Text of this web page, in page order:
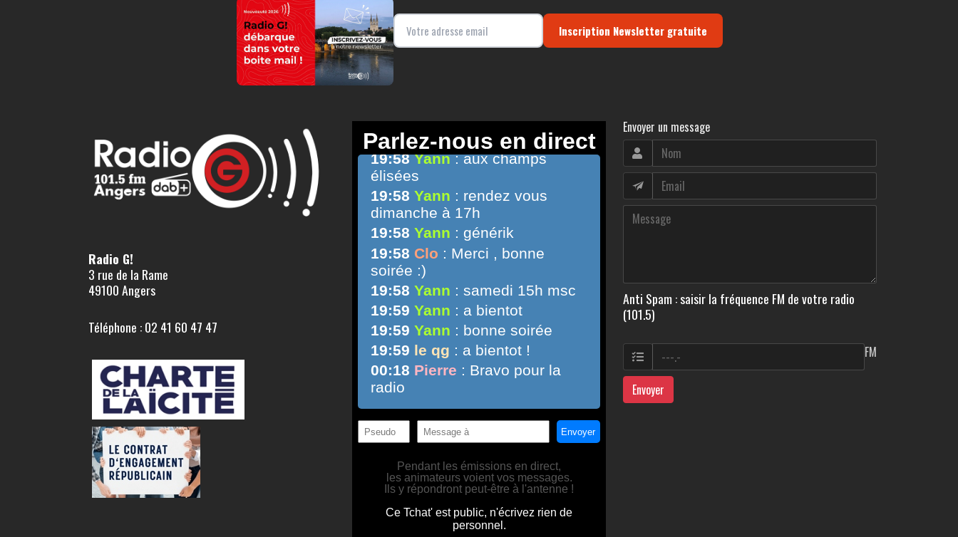
Inscription Newsletter gratuite
Radio G!
3 rue de la Rame
49100 Angers
Téléphone : 02 41 60 47 47
Envoyer un message
Anti Spam : saisir la fréquence FM de votre radio
(101.5)
FM
Envoyer